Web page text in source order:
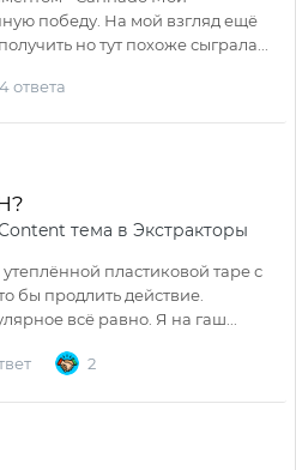
победу. На мой взгляд ещё
но тут похоже сыграла...
ответа
тема в Экстракторы
пластиковой таре с
бы продлить действие.
всё равно. Я на гаш...
2